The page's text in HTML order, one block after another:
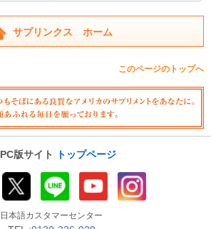
サプリンクス ホーム
このページのトップへ
PC版サイト トップページ
日本語カスタマーセンター